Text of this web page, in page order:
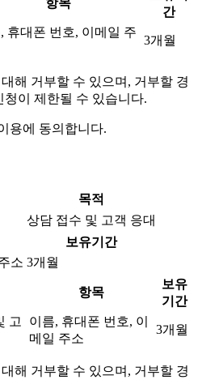
간
휴대폰 번호, 이메일 주
3개월
해 거부할 수 있으며, 거부할 경
이 제한될 수 있습니다.
용에 동의합니다.
목적
상담 접수 및 고객 응대
보유기간
소 3개월
항목
보유
기간
고
이름, 휴대폰 번호, 이
메일 주소
3개월
해 거부할 수 있으며, 거부할 경